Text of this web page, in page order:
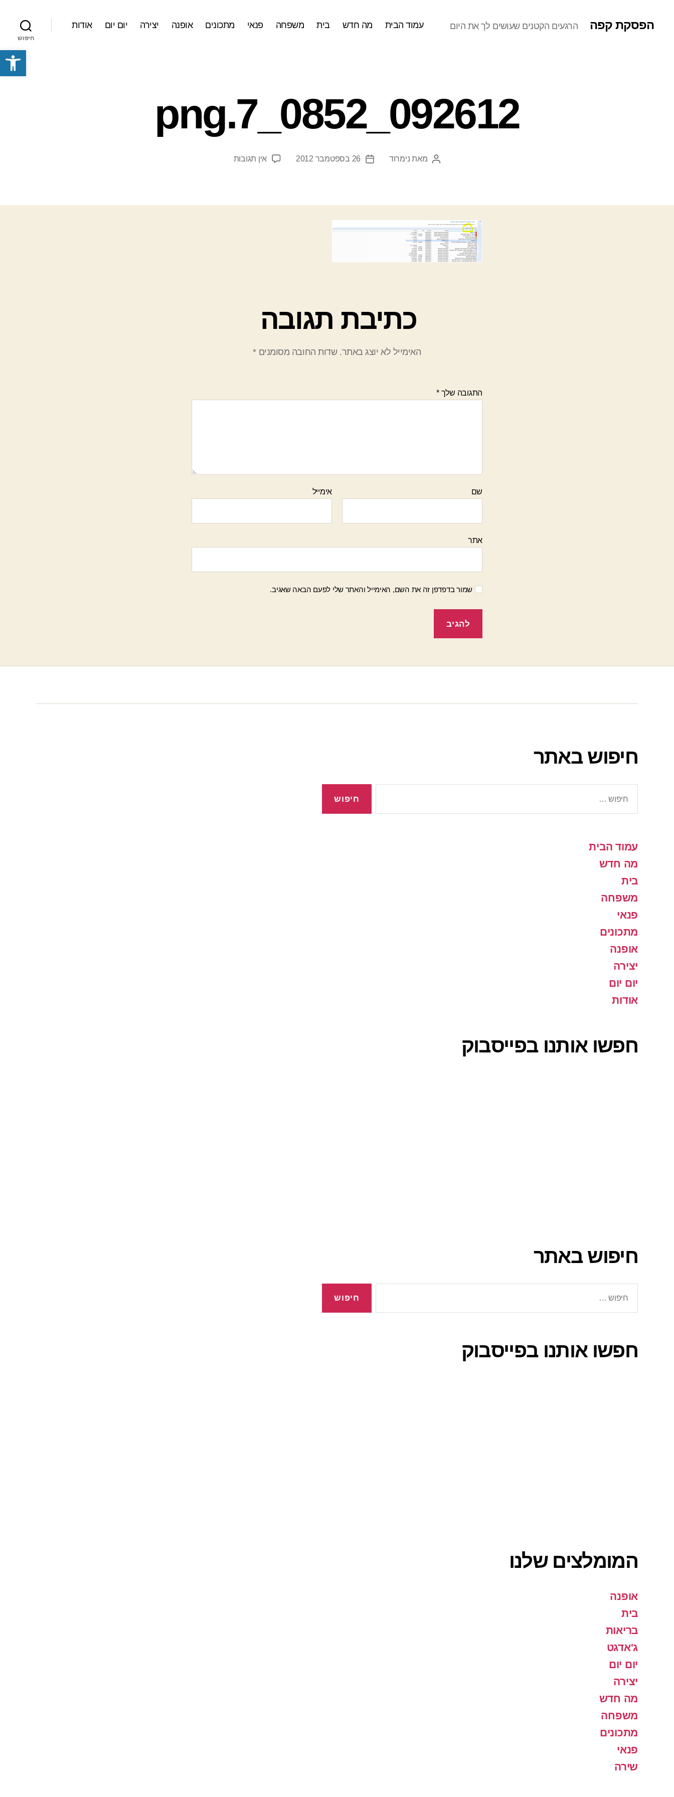
פתח סרגל נגישות
הפסקת קפה הרגעים הקטנים שעושים לך את היום עמוד הבית מה חדש בית משפחה פנאי מתכונים אופנה יצירה יום יום אודות
חיפוש
092612_0852_7.png
המחבר
מאת נימרוד
תאריך
26 בספטמבר 2012 אין תגובותעל
כתיבת תגובה
האימייל לא יוצג באתר. שדות החובה מסומנים*
התגובה שלך*
שם אימייל
אתר
שמור בדפדפן זה את השם, האימייל והאתר שלי לפעם הבאה שאגיב.
חיפוש באתר
עמוד הבית
מה חדש
בית
משפחה
פנאי
מתכונים
אופנה
יצירה
יום יום
אודות
חפשו אותנו בפייסבוק
חיפוש באתר
חפשו אותנו בפייסבוק
המומלצים שלנו
אופנה
בית
בריאות
ג'אדגט
יום יום
יצירה
מה חדש
משפחה
מתכונים
פנאי
שירה